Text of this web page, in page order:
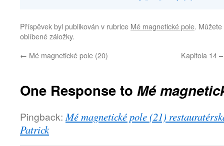
Příspěvek byl publikován v rubrice Mé magnetické pole.
oblíbené záložky.
← Mé magnetické pole (20) Kapitola 14
One Response to Mé
Pingback: Mé magnetické pole (21)
Patrick